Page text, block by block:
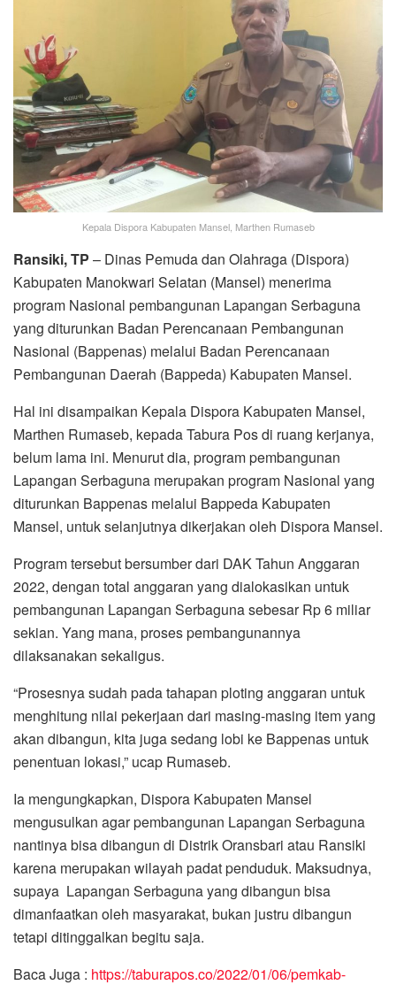
Kepala Dispora Kabupaten Mansel, Marthen Rumaseb
Ransiki, TP – Dinas Pemuda dan Olahraga (Dispora)
Kabupaten Manokwari Selatan (Mansel) menerima
program Nasional pembangunan Lapangan Serbaguna
yang diturunkan Badan Perencanaan Pembangunan
Nasional (Bappenas) melalui Badan Perencanaan
Pembangunan Daerah (Bappeda) Kabupaten Mansel.
Hal ini disampaikan Kepala Dispora Kabupaten Mansel,
Marthen Rumaseb, kepada Tabura Pos di ruang kerjanya,
belum lama ini. Menurut dia, program pembangunan
Lapangan Serbaguna merupakan program Nasional yang
diturunkan Bappenas melalui Bappeda Kabupaten
Mansel, untuk selanjutnya dikerjakan oleh Dispora Mansel.
Program tersebut bersumber dari DAK Tahun Anggaran
2022, dengan total anggaran yang dialokasikan untuk
pembangunan Lapangan Serbaguna sebesar Rp 6 miliar
sekian. Yang mana, proses pembangunannya
dilaksanakan sekaligus.
“Prosesnya sudah pada tahapan ploting anggaran untuk
menghitung nilai pekerjaan dari masing-masing item yang
akan dibangun, kita juga sedang lobi ke Bappenas untuk
penentuan lokasi,” ucap Rumaseb.
Ia mengungkapkan, Dispora Kabupaten Mansel
mengusulkan agar pembangunan Lapangan Serbaguna
nantinya bisa dibangun di Distrik Oransbari atau Ransiki
karena merupakan wilayah padat penduduk. Maksudnya,
supaya Lapangan Serbaguna yang dibangun bisa
dimanfaatkan oleh masyarakat, bukan justru dibangun
tetapi ditinggalkan begitu saja.
Baca Juga : https://taburapos.co/2022/01/06/pemkab-